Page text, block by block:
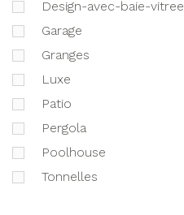
design-avec-baie-vitree
garage
granges
luxe
patio
pergola
poolhouse
tonnelles